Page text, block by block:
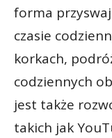
forma
czasie
korkach,
codziennych
jest także
takich jak